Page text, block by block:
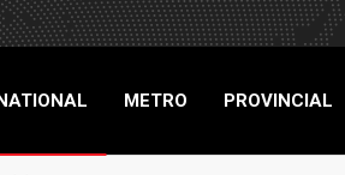
METRO PROVINCIAL